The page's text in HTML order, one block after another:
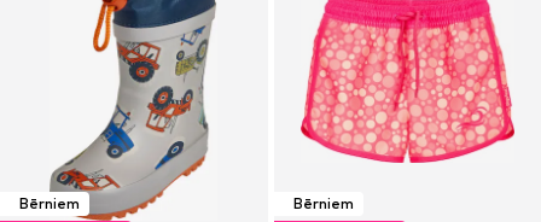
Bērniem
Bērniem